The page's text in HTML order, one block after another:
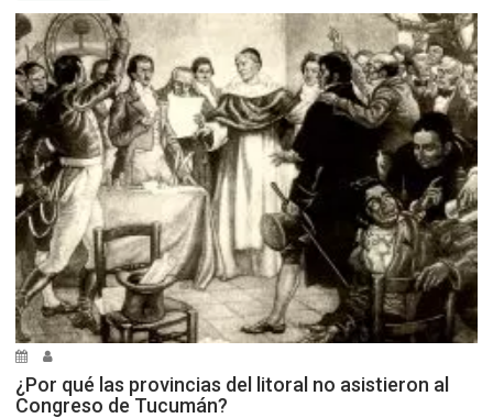
¿Por qué las provincias del litoral no asistieron al
Congreso de Tucumán?